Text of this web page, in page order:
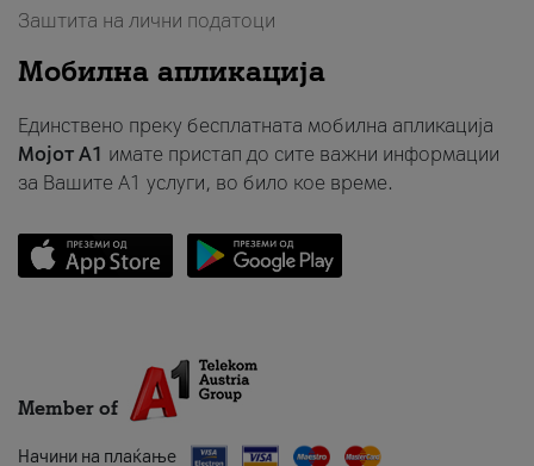
Заштита на лични податоци
Мобилна апликација
Единствено преку бесплатната мобилна апликација
Мојот A1 имате пристап до сите важни информации
за Вашите A1 услуги, во било кое време.
Member of
Начини на плаќање